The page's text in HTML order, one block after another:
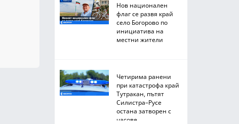
Нов национален
флаг се развя край
село Богорово по
инициатива на
местни жители
Четирима ранени
при катастрофа край
Тутракан, пътят
Силистра–Русе
остана затворен с
часове